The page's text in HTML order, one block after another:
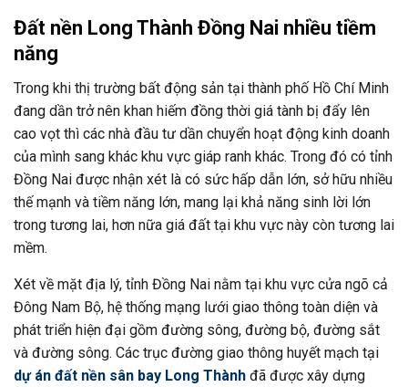
Đất nền Long Thành Đồng Nai nhiều tiềm
năng
Trong khi thị trường bất động sản tại thành phố Hồ Chí Minh
đang dần trở nên khan hiếm đồng thời giá tành bị đẩy lên
cao vọt thì các nhà đầu tư dần chuyển hoạt động kinh doanh
của mình sang khác khu vực giáp ranh khác. Trong đó có tỉnh
Đồng Nai được nhận xét là có sức hấp dẫn lớn, sở hữu nhiều
thế mạnh và tiềm năng lớn, mang lại khả năng sinh lời lớn
trong tương lai, hơn nữa giá đất tại khu vực này còn tương lai
mềm.
Xét về mặt địa lý, tỉnh Đồng Nai nằm tại khu vực cửa ngõ cả
Đông Nam Bộ, hệ thống mạng lưới giao thông toàn diện và
phát triển hiện đại gồm đường sông, đường bộ, đường sắt
và đường sông. Các trục đường giao thông huyết mạch tại
dự án đất nền sân bay Long Thành đã được xây dựng